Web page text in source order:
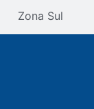
Zona Sul